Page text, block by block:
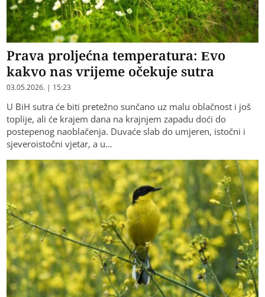
Prava proljećna temperatura: Evo
kakvo nas vrijeme očekuje sutra
03.05.2026. | 15:23
U BiH sutra će biti pretežno sunčano uz malu oblačnost i još
toplije, ali će krajem dana na krajnjem zapadu doći do
postepenog naoblačenja. Duvaće slab do umjeren, istočni i
sjeveroistočni vjetar, a u…